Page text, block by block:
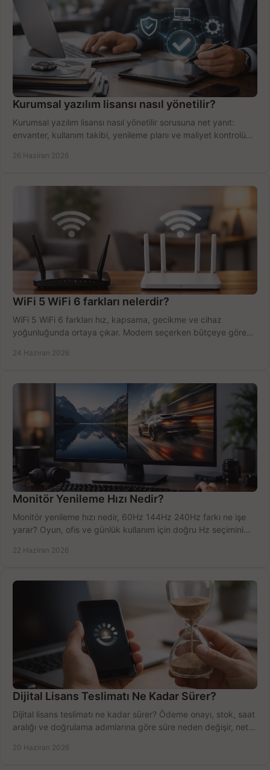
Kurumsal yazılım lisansı nasıl yönetilir?
Kurumsal yazılım lisansı nasıl yönetilir sorusuna net yanıt:
envanter, kullanım takibi, yenileme planı ve maliyet kontrolü
26 Haziran 2026
WiFi 5 WiFi 6 farkları nelerdir?
WiFi 5 WiFi 6 farkları hız, kapsama, gecikme ve cihaz
yoğunluğunda ortaya çıkar. Modem seçerken bütçeye göre
24 Haziran 2026
Monitör Yenileme Hızı Nedir?
Monitör yenileme hızı nedir, 60Hz 144Hz 240Hz farkı ne işe
yarar? Oyun, ofis ve günlük kullanım için doğru Hz seçimini
22 Haziran 2026
Dijital Lisans Teslimatı Ne Kadar Sürer?
Dijital lisans teslimatı ne kadar sürer? Ödeme onayı, stok, saat
aralığı ve doğrulama adımlarına göre süre neden değişir, net
20 Haziran 2026